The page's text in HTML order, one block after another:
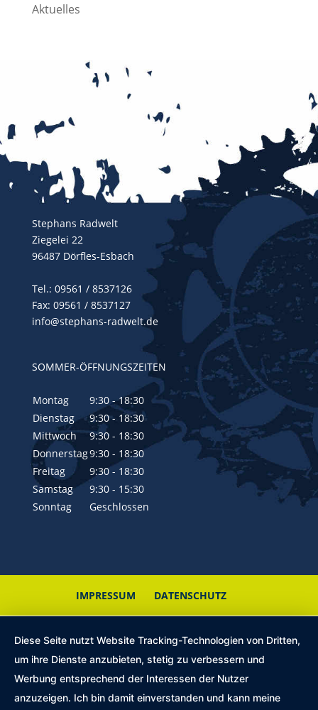
Aktuelles
Stephans Radwelt
Ziegelei 22
96487 Dörfles-Esbach
Tel.: 09561 / 8537126
Fax: 09561 / 8537127
info@stephans-radwelt.de
SOMMER-ÖFFNUNGSZEITEN
Montag
9:30 - 18:30
Dienstag
9:30 - 18:30
Mittwoch
9:30 - 18:30
Donnerstag9:30 - 18:30
Freitag
9:30 - 18:30
Samstag
9:30 - 15:30
Sonntag
Geschlossen
IMPRESSUM DATENSCHUTZ
Diese Seite nutzt Website Tracking-Technologien von Dritten,
um ihre Dienste anzubieten, stetig zu verbessern und
Werbung entsprechend der Interessen der Nutzer
anzuzeigen. Ich bin damit einverstanden und kann meine